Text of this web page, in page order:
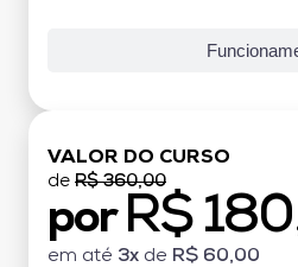
VALOR DO CURSO
de R$ 360,00
por R$
em até 3x de R$ 60,00